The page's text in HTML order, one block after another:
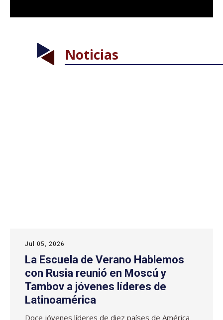
Noticias
Jul 05, 2026
La Escuela de Verano Hablemos
con Rusia reunió en Moscú y
Tambov a jóvenes líderes de
Latinoamérica
Doce jóvenes líderes de diez países de América